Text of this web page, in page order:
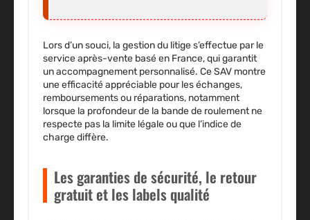
Lors d’un souci, la gestion du litige s’effectue par le
service après-vente basé en France, qui garantit
un accompagnement personnalisé. Ce SAV montre
une efficacité appréciable pour les échanges,
remboursements ou réparations, notamment
lorsque la profondeur de la bande de roulement ne
respecte pas la limite légale ou que l’indice de
charge diffère.
Les garanties de sécurité, le retour
gratuit et les labels qualité